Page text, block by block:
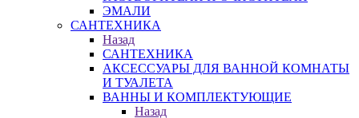
ЭМАЛИ
САНТЕХНИКА
Назад
САНТЕХНИКА
АКСЕССУАРЫ ДЛЯ ВАННОЙ КОМНАТЫ
И ТУАЛЕТА
ВАННЫ И КОМПЛЕКТУЮЩИЕ
Назад